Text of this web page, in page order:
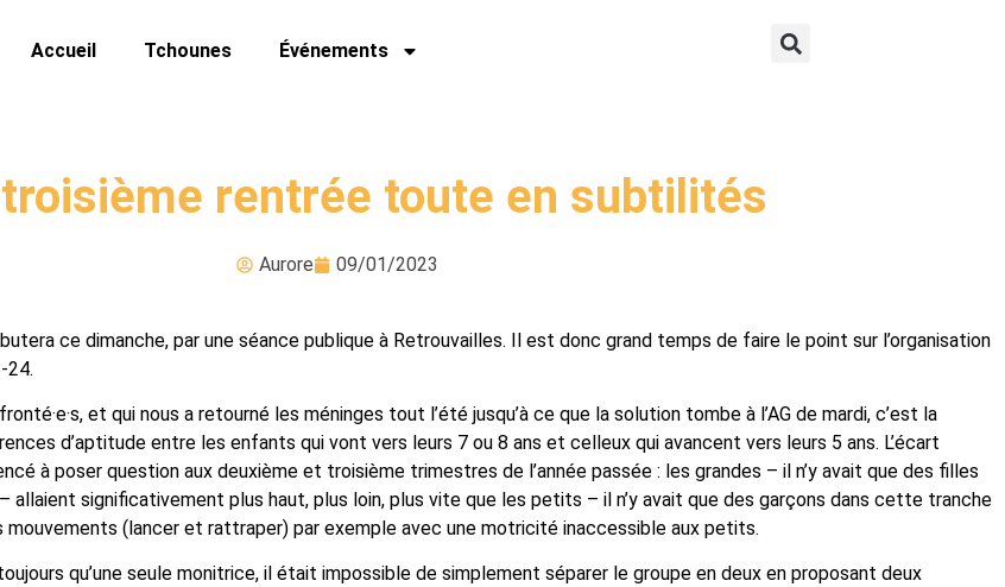
Accueil Tchounes Événements
rentrée toute en subtilités
Aurore 09/01/2023
ce dimanche, par une séance publique à Retrouvailles. Il est donc grand temps de faire le point sur l’organisation
24.
et qui nous a retourné les méninges tout l’été jusqu’à ce que la solution tombe à l’AG de mardi, c’est la
d’aptitude entre les enfants qui vont vers leurs 7 ou 8 ans et celleux qui avancent vers leurs 5 ans. L’écart
à poser question aux deuxième et troisième trimestres de l’année passée : les grandes – il n’y avait que des filles
allaient significativement plus haut, plus loin, plus vite que les petits – il n’y avait que des garçons dans cette tranche
mouvements (lancer et rattraper) par exemple avec une motricité inaccessible aux petits.
qu’une seule monitrice, il était impossible de simplement séparer le groupe en deux en proposant deux